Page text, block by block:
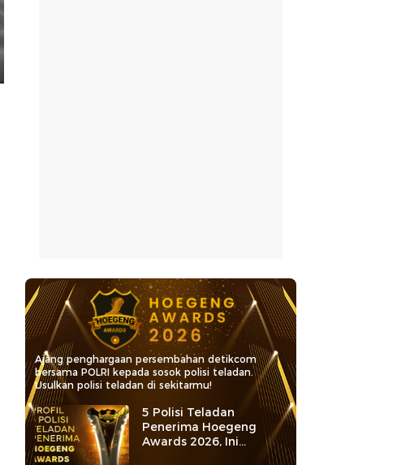
Ajang penghargaan persembahan detikcom
bersama POLRI kepada sosok polisi teladan.
Usulkan polisi teladan di sekitarmu!
5 Polisi Teladan
Penerima Hoegeng
Awards 2026, Ini
Kategori dan Kiprahnya